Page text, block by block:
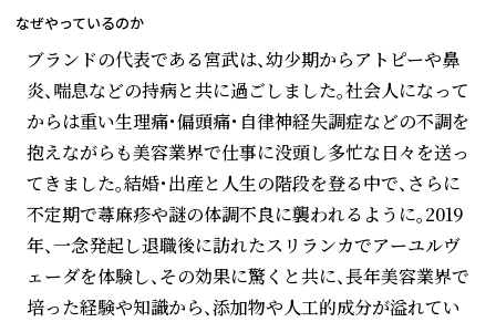
なぜやっているのか
ブランドの代表である宮武は、幼少期からアトピーや鼻
炎、喘息などの持病と共に過ごしました。社会人になって
からは重い生理痛・偏頭痛・自律神経失調症などの不調を
抱えながらも美容業界で仕事に没頭し多忙な日々を送っ
てきました。結婚・出産と人生の階段を登る中で、さらに
不定期で蕁麻疹や謎の体調不良に襲われるように。2019
年、一念発起し退職後に訪れたスリランカでアーユルヴ
ェーダを体験し、その効果に驚くと共に、長年美容業界で
培った経験や知識から、添加物や人工的成分が溢れてい